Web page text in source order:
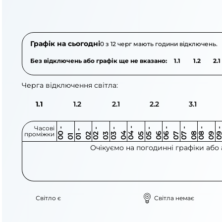
Графік на сьогодні0 з 12 черг мають години відключень.
Без відключень або графік ще не вказано: 1.1 1.2 2.1
Черга відключення світла:
1.1 1.2 2.1 2.2 3.1
Часові
проміжки 0
0
-
0 1 0
1
-
0 2 0 2
-
0 3 0 3
-
0 4 0 4
-
0 5 0 5
-
0 6 0 6
-
0 7 0 7
-
0 8 0 8
-
0 9 0
9
-
1
Очікуємо на погодинні графіки
Світло є Світла немає